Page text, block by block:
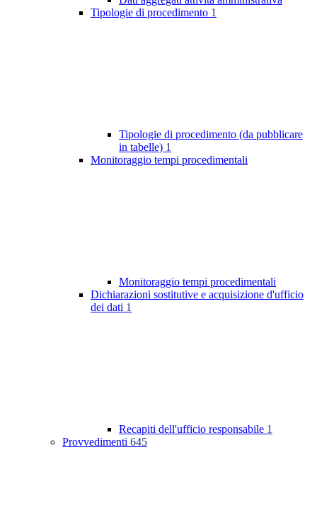
Tipologie di procedimento 1
Tipologie di procedimento (da pubblicare
in tabelle) 1
Monitoraggio tempi procedimentali
Monitoraggio tempi procedimentali
Dichiarazioni sostitutive e acquisizione d'ufficio
dei dati 1
Recapiti dell'ufficio responsabile 1
Provvedimenti 645